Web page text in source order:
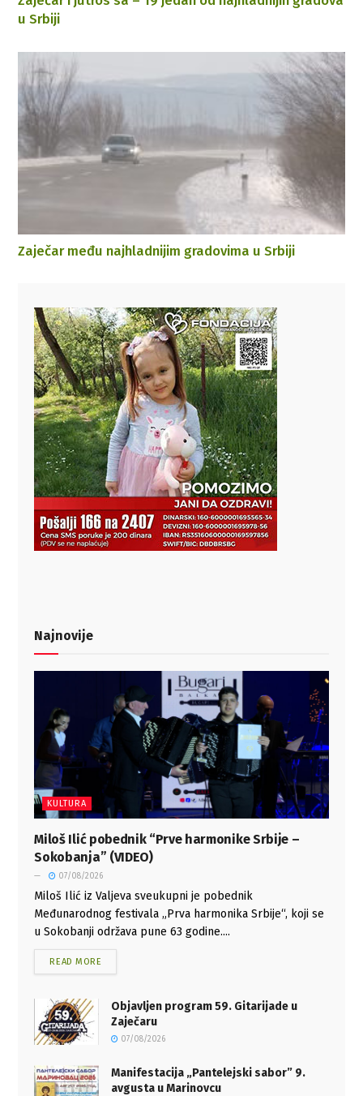
u Srbiji
Zaječar među najhladnijim gradovima u Srbiji
Najnovije
KULTURA
Miloš Ilić pobednik “Prve harmonike Srbije –
Sokobanja” (VIDEO)
07/08/2026
Miloš Ilić iz Valjeva sveukupni je pobednik
Međunarodnog festivala „Prva harmonika Srbije“, koji se
u Sokobanji održava pune 63 godine....
READ MORE
Objavljen program 59. Gitarijade u
Zaječaru
07/08/2026
Manifestacija „Pantelejski sabor” 9.
avgusta u Marinovcu